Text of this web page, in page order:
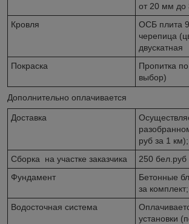
от 20 мм до
Кровля
ОСБ плита
черепица
двускатная
Покраска
Пропитка
выбор)
Дополнительно оплачивается
Доставка
руб за 1 км);
Сборка на участке заказчика
250 бел.руб
Фундамент
Бетонные
за комплект;
Водосточная система
установки